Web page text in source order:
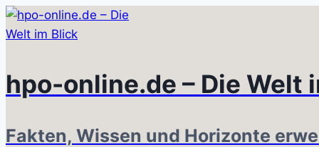
Zum
Inhalt
hpo-online.de – Die Welt
Fakten, Wissen und Horizonte